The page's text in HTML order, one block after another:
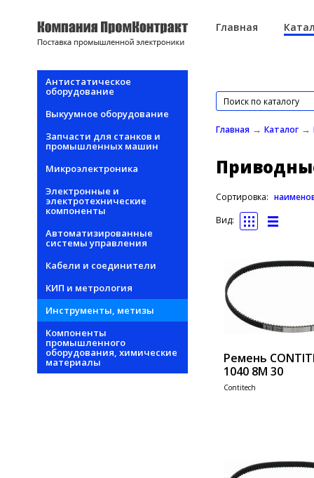
Главная
Антистатическое
оборудование
Выкуумное оборудование
Запчасти для станков и
промышленных машин
Микроэлектроника
Электронные и
электротехнические
компоненты
Автоматизированные
системы управления
Кабели и соединители
КИП и метрология
Инструменты, метизы
Компоненты
промышленного
оборудования, химические
материалы
Главная → Каталог →
Сортировка:
Вид:
Ремень
1040 8M 30
Contitech